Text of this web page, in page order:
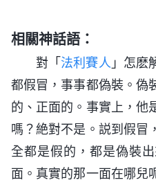
相關神話語：
對「法利賽人 」怎麽
都假冒，事事都偽裝。偽
的、正面的。事實上，他
嗎？絶對不是。説到假冒
全都是假的，都是偽裝
面。真實的那一面在哪兒